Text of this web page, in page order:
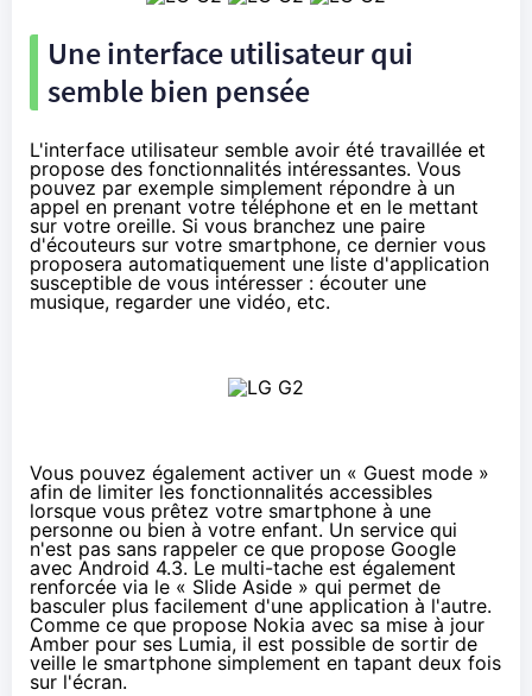
Une interface utilisateur qui
semble bien pensée
L'interface utilisateur semble avoir été travaillée et
propose des fonctionnalités intéressantes. Vous
pouvez par exemple simplement répondre à un
appel en prenant votre téléphone et en le mettant
sur votre oreille. Si vous branchez une paire
d'écouteurs sur votre smartphone, ce dernier vous
proposera automatiquement une liste d'application
susceptible de vous intéresser : écouter une
musique, regarder une vidéo, etc.
Vous pouvez également activer un « Guest mode »
afin de limiter les fonctionnalités accessibles
lorsque vous prêtez votre smartphone à une
personne ou bien à votre enfant. Un service qui
n'est pas sans rappeler ce que propose Google
avec Android 4.3. Le multi-tache est également
renforcée via le « Slide Aside » qui permet de
basculer plus facilement d'une application à l'autre.
Comme ce que propose Nokia avec sa mise à jour
Amber pour ses Lumia, il est possible de sortir de
veille le smartphone simplement en tapant deux fois
sur l'écran.